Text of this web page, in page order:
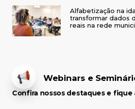
Alfabetização na
transformar dados
reais na rede
Webinars e
Confira nossos destaques e fique